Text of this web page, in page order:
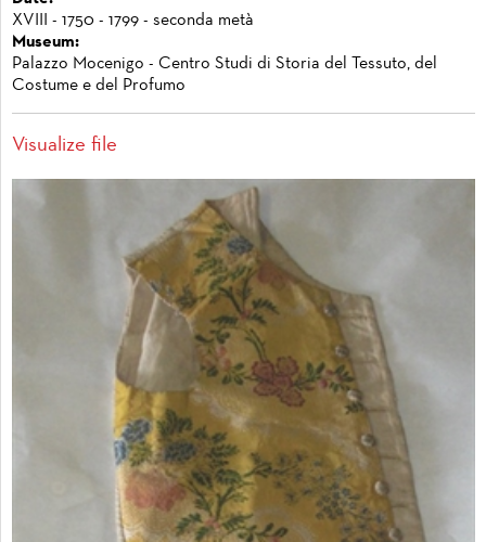
XVIII - 1750 - 1799 - seconda metà
Museum:
Palazzo Mocenigo - Centro Studi di Storia del Tessuto, del
Costume e del Profumo
Visualize file